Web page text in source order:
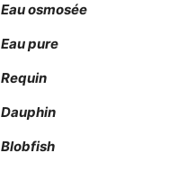
Eau osmosée
Eau pure
Requin
Dauphin
Blobfish